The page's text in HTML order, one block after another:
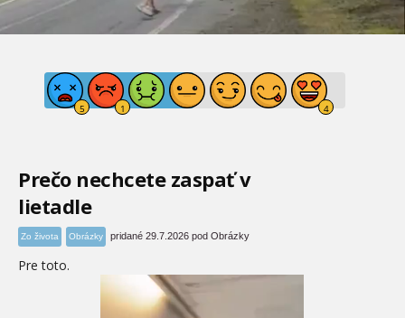
Prečo nechcete zaspať v
lietadle
Zo života Obrázky pridané 29.7.2026 pod Obrázky
Pre toto.